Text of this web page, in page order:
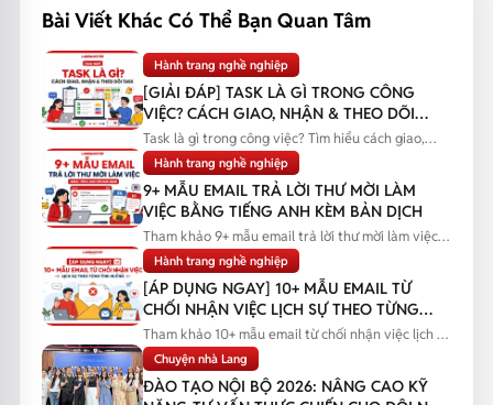
Bài Viết Khác Có Thể Bạn Quan Tâm
Hành trang nghề nghiệp
[GIẢI ĐÁP] TASK LÀ GÌ TRONG CÔNG
VIỆC? CÁCH GIAO, NHẬN & THEO DÕI
TASK
Task là gì trong công việc? Tìm hiểu cách giao,
nhận và theo dõi task...
Hành trang nghề nghiệp
9+ MẪU EMAIL TRẢ LỜI THƯ MỜI LÀM
VIỆC BẰNG TIẾNG ANH KÈM BẢN DỊCH
Tham khảo 9+ mẫu email trả lời thư mời làm việc
bằng tiếng Anh kèm bản...
Hành trang nghề nghiệp
[ÁP DỤNG NGAY] 10+ MẪU EMAIL TỪ
CHỐI NHẬN VIỆC LỊCH SỰ THEO TỪNG
TÌNH HUỐNG
Tham khảo 10+ mẫu email từ chối nhận việc lịch sự
theo từng tình huống...
Chuyện nhà Lang
ĐÀO TẠO NỘI BỘ 2026: NÂNG CAO KỸ